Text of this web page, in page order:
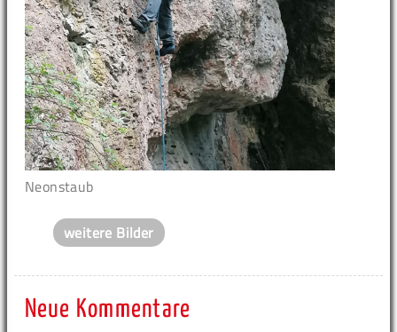
Neonstaub
weitere Bilder
Neue Kommentare